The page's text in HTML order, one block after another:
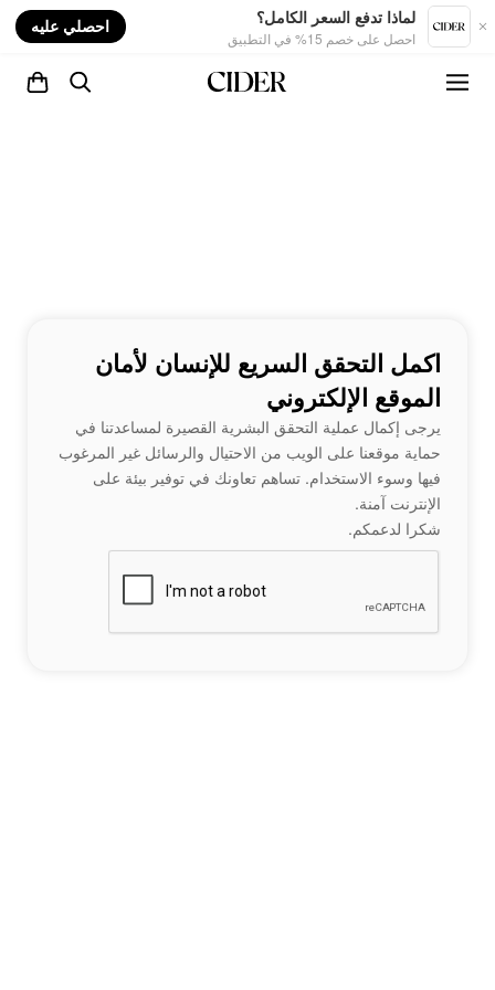
لماذا تدفع السعر الكامل؟
احصل على خصم 15% في التطبيق
احصلي عليه
اكمل التحقق السريع للإنسان لأمان
الموقع الإلكتروني
يرجى إكمال عملية التحقق البشرية القصيرة لمساعدتنا في
حماية موقعنا على الويب من الاحتيال والرسائل غير المرغوب
فيها وسوء الاستخدام. تساهم تعاونك في توفير بيئة على
الإنترنت آمنة.
شكرا لدعمكم.